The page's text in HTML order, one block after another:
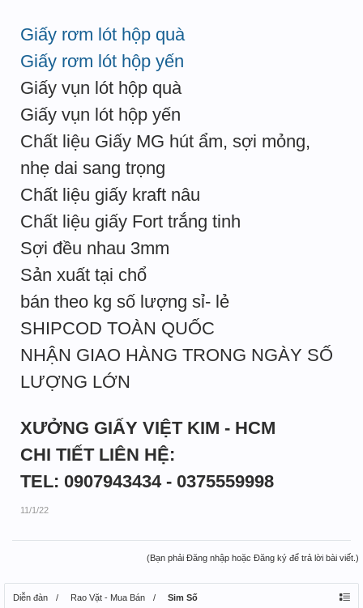
Giấy rơm lót hộp quà
Giấy rơm lót hộp yến
Giấy vụn lót hộp quà
Giấy vụn lót hộp yến
Chất liệu Giấy MG hút ẩm, sợi mỏng,
nhẹ dai sang trọng
Chất liệu giấy kraft nâu
Chất liệu giấy Fort trắng tinh
Sợi đều nhau 3mm
Sản xuất tại chổ
bán theo kg số lượng sỉ- lẻ
SHIPCOD TOÀN QUỐC
NHẬN GIAO HÀNG TRONG NGÀY SỐ
LƯỢNG LỚN
XƯỞNG GIẤY VIỆT KIM - HCM
CHI TIẾT LIÊN HỆ:
TEL: 0907943434 - 0375559998
11/1/22
(Bạn phải Đăng nhập hoặc Đăng ký để trả lời bài viết.)
Diễn đàn Rao Vặt - Mua Bán Sim Số